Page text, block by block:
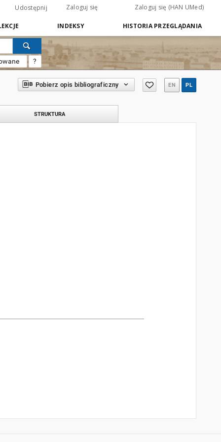
Udostępnij Zaloguj się Zaloguj się (HAN UMed)
INDEKSY HISTORIA PRZEGLĄDANIA
?
Pobierz opis bibliograficzny EN PL
STRUKTURA